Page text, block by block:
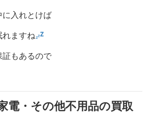
に入れとけば
れますね
証もあるので
電・その他不用品の買取